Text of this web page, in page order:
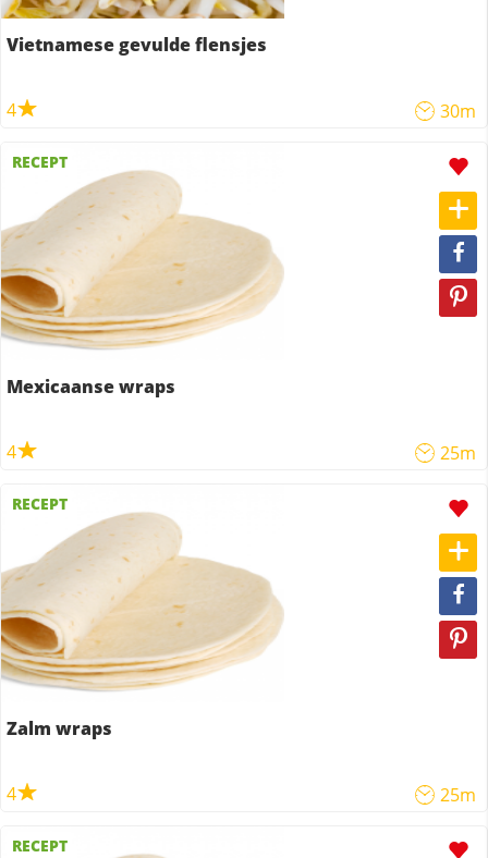
Vietnamese gevulde flensjes
4 30m
RECEPT
Mexicaanse wraps
4 25m
RECEPT
Zalm wraps
4 25m
RECEPT